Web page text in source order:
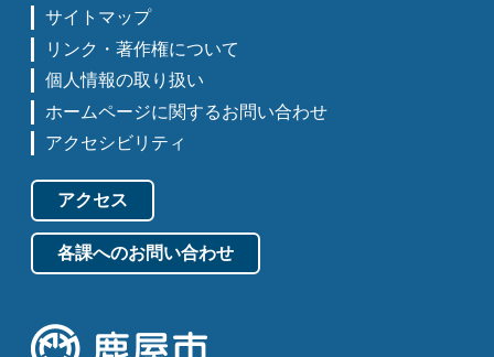
サイトマップ
リンク・著作権について
個人情報の取り扱い
ホームページに関するお問い合わせ
アクセシビリティ
アクセス
各課へのお問い合わせ